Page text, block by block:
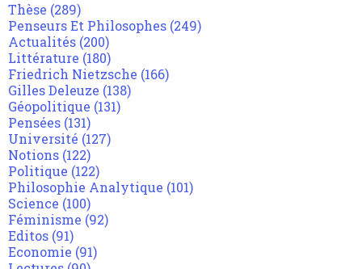
Thèse (289)
Penseurs Et Philosophes (249)
Actualités (200)
Littérature (180)
Friedrich Nietzsche (166)
Gilles Deleuze (138)
Géopolitique (131)
Pensées (131)
Université (127)
Notions (122)
Politique (122)
Philosophie Analytique (101)
Science (100)
Féminisme (92)
Editos (91)
Economie (91)